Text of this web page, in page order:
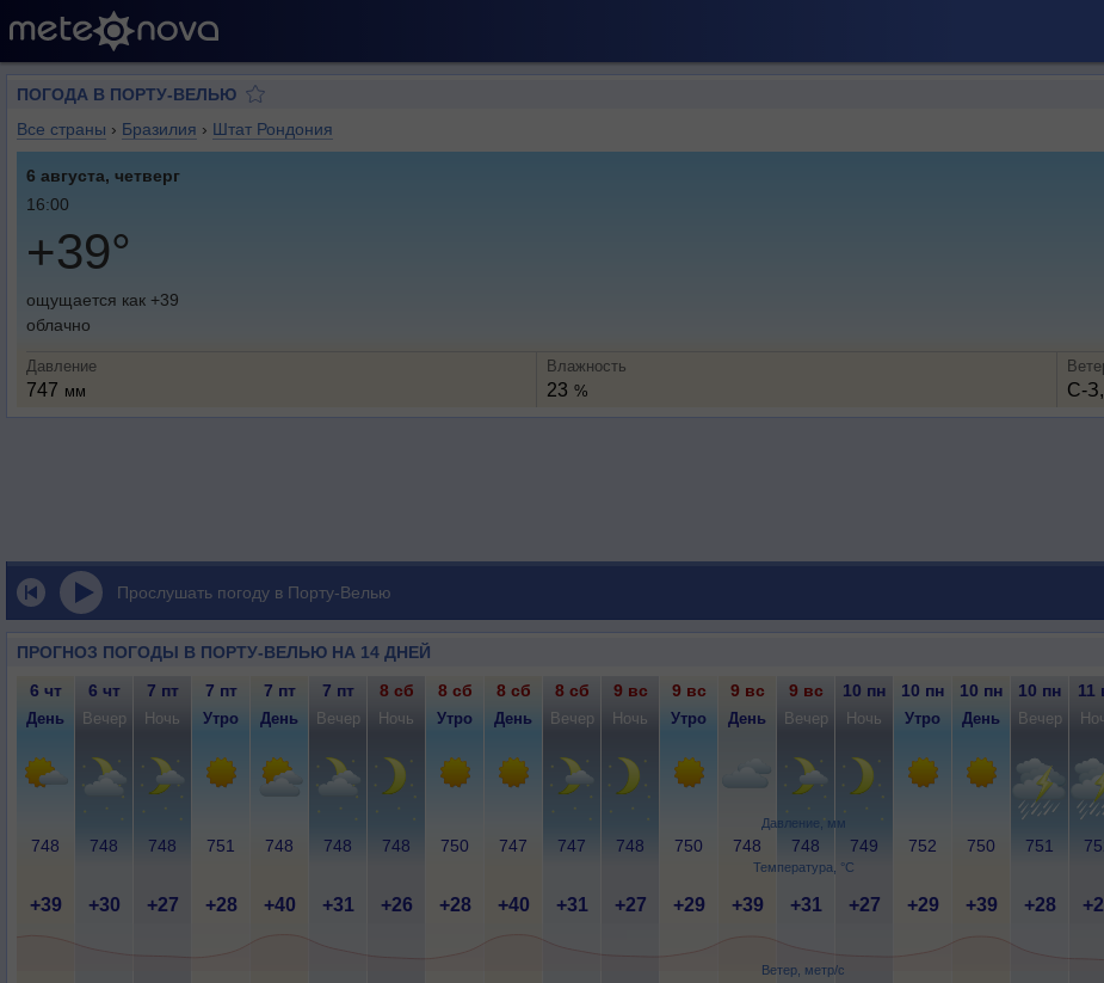
ПОГОДА В ПОРТУ-ВЕЛЬЮ
Все страны › Бразилия › Штат Рондония
6 августа, четверг
16:00
+39°
ощущается как +39
облачно
Давление
747 мм
Влажность
23 % С-
Прослушать погоду в Порту-Велью
ПРОГНОЗ ПОГОДЫ В ПОРТУ-ВЕЛЬЮ НА 14 ДНЕЙ
Давление, мм
Температура, °C
Ветер, метр/с
6 чт 6 чт 7 пт 7 пт 7 пт 7 пт 8 сб 8 сб 8 сб 8 сб 9 вс 9 вс 9 вс 9 вс 10 пн 10 пн 10 пн 10 пн 11
День Вечер Ночь Утро День Вечер Ночь Утро День Вечер Ночь Утро День Вечер Ночь Утро День Вечер
748 748 748 751 748 748 748 750 747 747 748 750 748 748 749 752 750 751
+39 +30 +27 +28 +40 +31 +26 +28 +40 +31 +27 +29 +39 +31 +27 +29 +39 +28